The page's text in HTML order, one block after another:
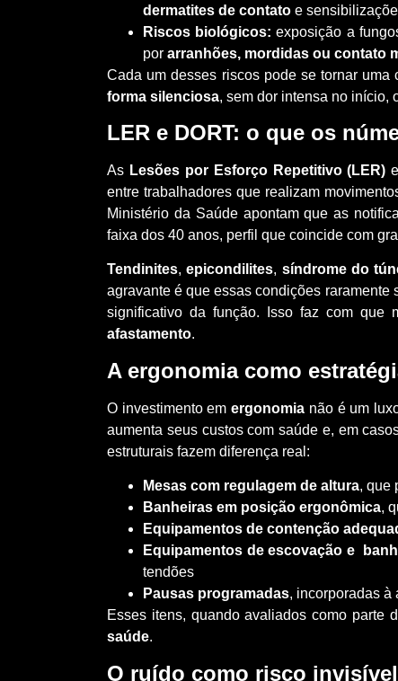
dermatites de contato e
Riscos biológicos: exposição a
porarranhões, mordidas ou contato
Cada um desses riscos pode se tornar
forma silenciosa, sem dor intensa no início,
LER e DORT: o que os
As Lesões por Esforço Repetitivo (LER)
entre trabalhadores que realizam
Ministério da Saúde apontam que as
faixa dos 40 anos, perfil que coincide com
Tendinites,epicondilites, síndrome do
agravante é que essas condições
significativo da função. Isso faz com que
afastamento.
A ergonomia como
O investimento emergonomia não é um
aumenta seus custos com saúde e, em
estruturais fazem diferença real:
Mesas com regulagem de altura, que
Banheiras em posição ergonômica,
Equipamentos de contenção
Equipamentos de escovação e
tendões
Pausas programadas, incorporadas à
Esses itens, quando avaliados como parte
saúde.
O ruído como risco invisível